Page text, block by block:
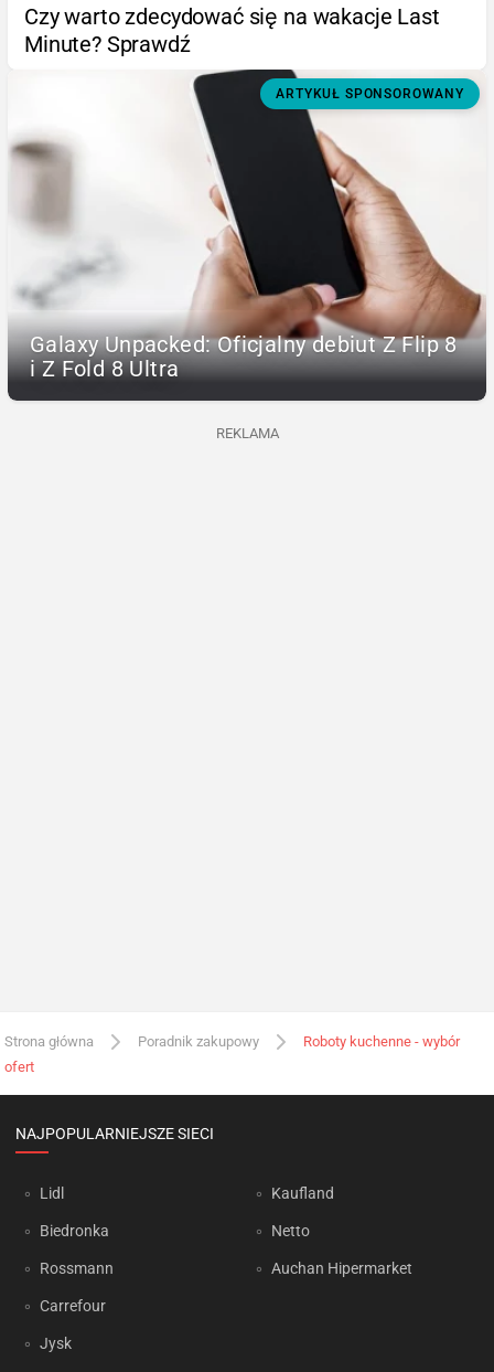
Czy warto zdecydować się na wakacje Last
Minute? Sprawdź
ARTYKUŁ SPONSOROWANY
Galaxy Unpacked: Oficjalny debiut Z Flip 8
i Z Fold 8 Ultra
REKLAMA
Strona główna Poradnik zakupowy
Roboty kuchenne - wybór
ofert
NAJPOPULARNIEJSZE SIECI
Lidl
Biedronka
Rossmann
Carrefour
Jysk
Kaufland
Netto
Auchan Hipermarket